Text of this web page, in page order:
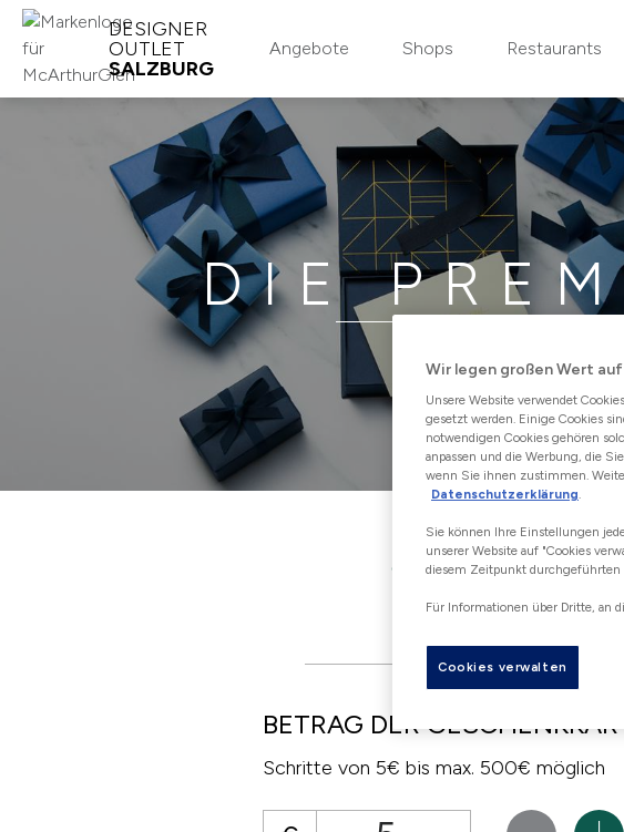
DESIGNER
OUTLET
SALZBURG
Angebote Shops Restaurants
MCARTHURGLEN LOYALTY
CLUB
Registrieren
Einloggen
Mehr dazu
DIE
Geschenkkarte
BETRAG DER
Schritte von 5€ bis max. 500€ möglich
Wir legen großen Wert
Unsere Website verwendet
gesetzt werden. Einige Cookies
notwendigen Cookies gehören
anpassen und die Werbung, die
wenn Sie ihnen zustimmen.
Datenschutzerklärung
Sie können Ihre Einstellungen
unserer Website auf "Cookies
diesem Zeitpunkt durchgeführten
Für Informationen über Dritte, an
Cookies verwalten